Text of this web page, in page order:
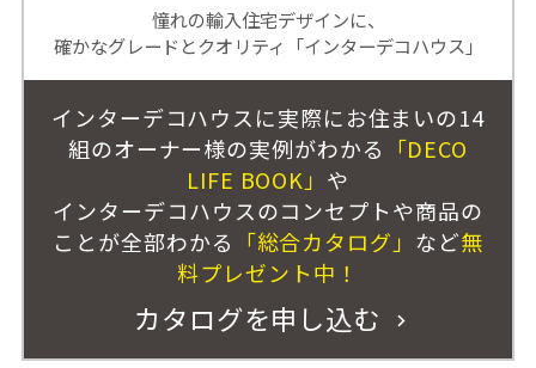
憧れの輸入住宅デザインに、
確かなグレードとクオリティ「インターデコハウス」
インターデコハウスに実際にお住まいの14
組のオーナー様の実例がわかる 「DECO
LIFE BOOK」 や
インターデコハウスのコンセプトや商品の
ことが全部わかる 「総合カタログ」 など無
料プレゼント中！
カタログを申し込む